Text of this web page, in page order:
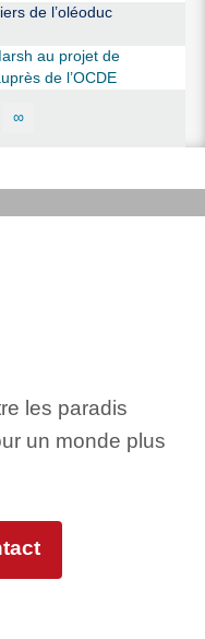
de l’oléoduc
au projet de
de l’OCDE
∞
les paradis
un monde plus